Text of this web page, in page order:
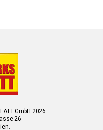
GmbH 2026
26